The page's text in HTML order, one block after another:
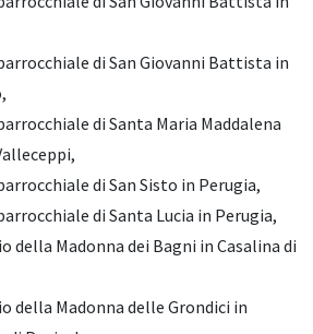
di San Giovanni Battista in
di Santa Maria Maddalena
di San Sisto in Perugia,
di Santa Lucia in Perugia,
della Madonna dei Bagni in Casalina di
della Madonna delle Grondici in